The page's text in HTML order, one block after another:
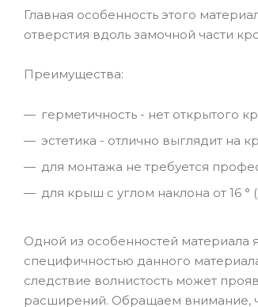
Главная особенность этого
отверстия вдоль замочной части
Преимущества:
герметичность - нет открытого
эстетика - отлично выглядит на
для монтажа не требуется
для крыш с углом наклона от 16 °
Одной из особенностей материала
специфичностью данного
следствие волнистость может
расширений. Обращаем внимание,